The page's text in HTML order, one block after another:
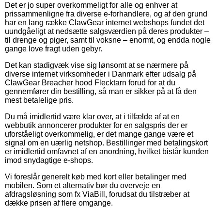
Det er jo super overkommeligt for alle og enhver at
prissammenligne fra diverse e-forhandlere, og af den grund
har en lang række ClawGear internet webshops fundet det
uundgåeligt at nedsætte salgsværdien på deres produkter –
til drenge og piger, samt til voksne – enormt, og endda nogle
gange love fragt uden gebyr.
Det kan stadigvæk vise sig lønsomt at se nærmere på
diverse internet virksomheder i Danmark efter udsalg på
ClawGear Breacher hood Flecktarn forud for at du
gennemfører din bestilling, så man er sikker på at få den
mest betalelige pris.
Du må imidlertid være klar over, at i tilfælde af at en
webbutik annoncerer produkter for en salgspris der er
uforståeligt overkommelig, er det mange gange være et
signal om en uærlig netshop. Bestillinger med betalingskort
er imidlertid omfavnet af en anordning, hvilket bistår kunden
imod snydagtige e-shops.
Vi foreslår generelt køb med kort eller betalinger med
mobilen. Som et alternativ bør du overveje en
afdragsløsning som fx ViaBill, forudsat du tilstræber at
dække prisen af flere omgange.